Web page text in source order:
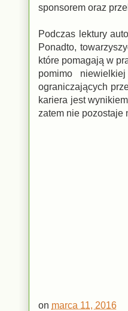
sponsorem oraz
Podczas lektury
Ponadto,
które pomagają w
pomimo
ograniczających
kariera jest
zatem nie pozostaje
on marca 11, 2016